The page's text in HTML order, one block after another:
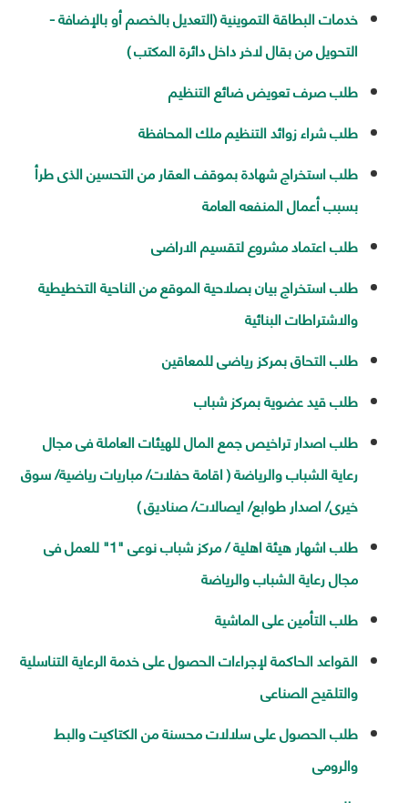
خدمات البطاقة التموينية (التعديل بالخصم أو بالإضافة -
التحويل من بقال لاخر داخل دائرة المكتب )
طلب صرف تعويض ضائع التنظيم
طلب شراء زوائد التنظيم ملك المحافظة
طلب استخراج شهادة بموقف العقار من التحسين الذى طرأ
بسبب أعمال المنفعه العامة
طلب اعتماد مشروع لتقسيم الاراضى
طلب استخراج بيان بصلاحية الموقع من الناحية التخطيطية
والاشتراطات البنائية
طلب التحاق بمركز رياضى للمعاقين
طلب قيد عضوية بمركز شباب
طلب اصدار تراخيص جمع المال للهيئات العاملة فى مجال
رعاية الشباب والرياضة ( اقامة حفلات/ مباريات رياضية/ سوق
خيرى/ اصدار طوابع/ ايصالات/ صناديق )
طلب اشهار هيئة اهلية / مركز شباب نوعى "1" للعمل فى
مجال رعاية الشباب والرياضة
طلب التأمين على الماشية
القواعد الحاكمة لإجراءات الحصول على خدمة الرعاية التناسلية
والتلقيح الصناعى
طلب الحصول على سلالات محسنة من الكتاكيت والبط
والرومى